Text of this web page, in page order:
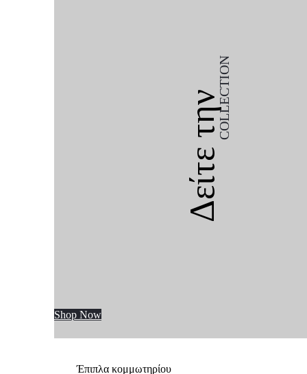
Δείτε τηνCOLLECTION
Shop Now
Έπιπλα κομμωτηρίου